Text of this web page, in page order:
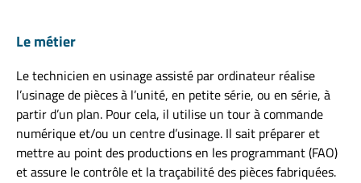
Le métier
Le technicien en usinage assisté par ordinateur réalise
l’usinage de pièces à l’unité, en petite série, ou en série, à
partir d’un plan. Pour cela, il utilise un tour à commande
numérique et/ou un centre d’usinage. Il sait préparer et
mettre au point des productions en les programmant (FAO)
et assure le contrôle et la traçabilité des pièces fabriquées.